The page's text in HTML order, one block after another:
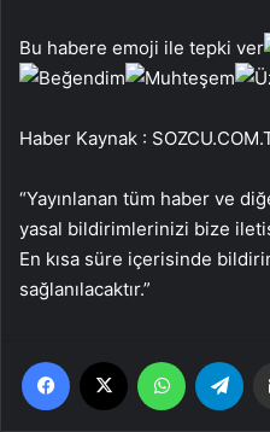
Bu habere emoji ile tepki ver
Haber Kaynak :
“Yayınlanan tüm haber ve
yasal bildirimlerinizi bize
En kısa süre içerisinde
sağlanılacaktır.”
Facebook WhatsApp